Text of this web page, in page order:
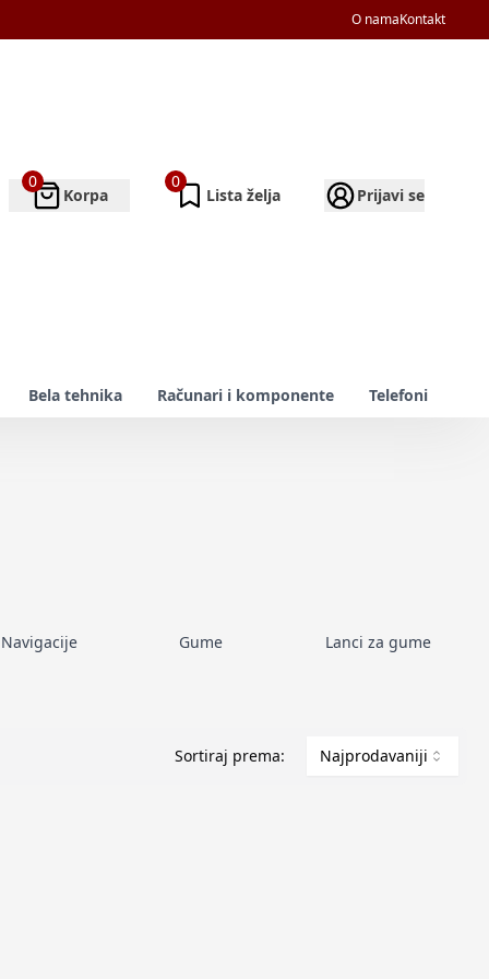
O namaKontakt
0
Korpa
0
Lista želja Prijavi se
Bela tehnika Računari i komponente Telefoni
Navigacije Gume Lanci za gume
Sortiraj prema: Najprodavaniji